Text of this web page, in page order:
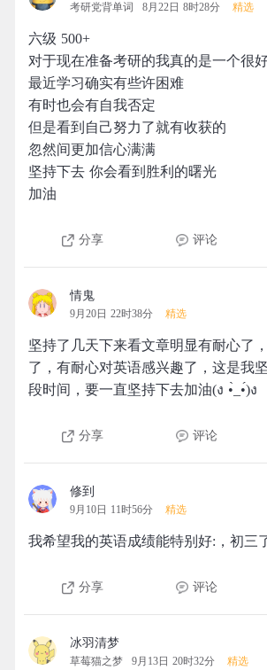
考研党背单词 8月22日 8时28分 精选
六级 500+
对于现在准备考研的我真的是一个很
最近学习确实有些许困难
有时也会有自我否定
但是看到自己努力了就有收获的
忽然间更加信心满满
坚持下去 你会看到胜利的曙光
加油
分享 评论
情鬼
9月20日 22时38分 精选
坚持了几天下来看文章明显有耐心了
了，有耐心对英语感兴趣了，这是我
段时间，要一直坚持下去加油(ง •̀_•́)ง
分享 评论
修到
9月10日 11时56分 精选
我希望我的英语成绩能特别好:，初三
分享 评论
冰羽清梦
草莓猫之梦 9月13日 20时32分 精选